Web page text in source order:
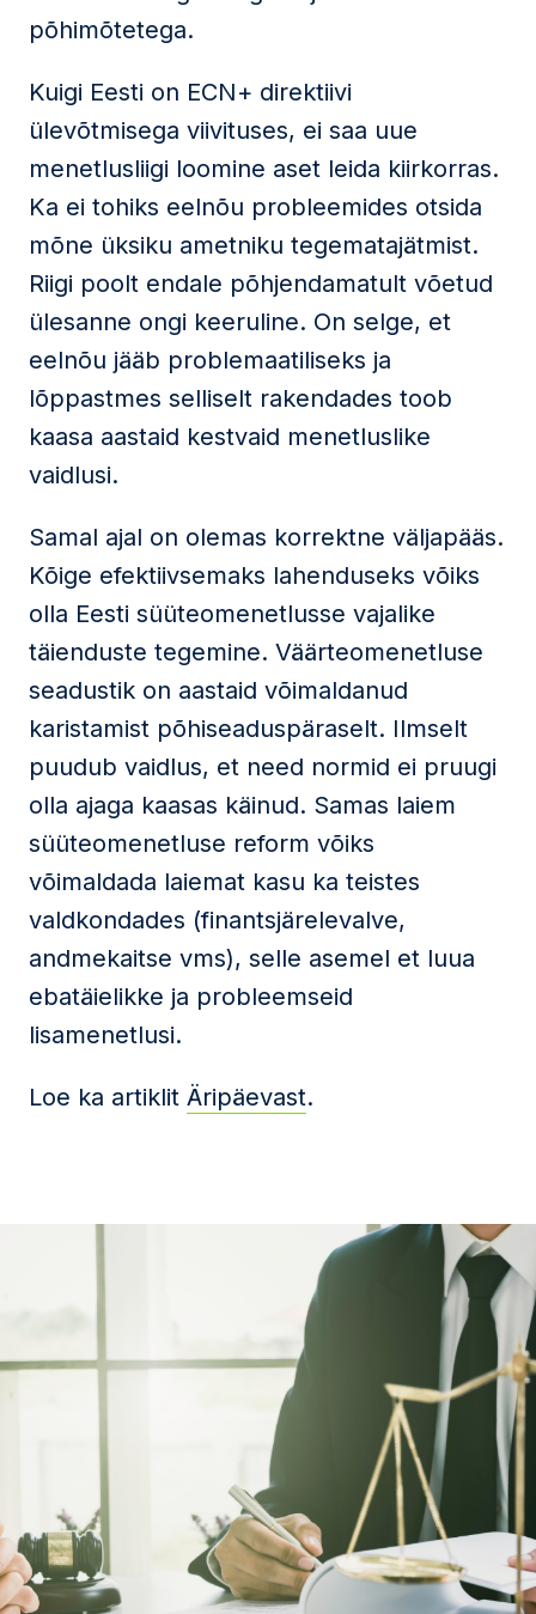
põhimõtetega.
Kuigi Eesti on ECN+ direktiivi
ülevõtmisega viivituses, ei saa uue
menetlusliigi loomine aset leida kiirkorras.
Ka ei tohiks eelnõu probleemides otsida
mõne üksiku ametniku tegematajätmist.
Riigi poolt endale põhjendamatult võetud
ülesanne ongi keeruline. On selge, et
eelnõu jääb problemaatiliseks ja
lõppastmes selliselt rakendades toob
kaasa aastaid kestvaid menetluslike
vaidlusi.
Samal ajal on olemas korrektne väljapääs.
Kõige efektiivsemaks lahenduseks võiks
olla Eesti süüteomenetlusse vajalike
täienduste tegemine. Väärteomenetluse
seadustik on aastaid võimaldanud
karistamist põhiseaduspäraselt. Ilmselt
puudub vaidlus, et need normid ei pruugi
olla ajaga kaasas käinud. Samas laiem
süüteomenetluse reform võiks
võimaldada laiemat kasu ka teistes
valdkondades (finantsjärelevalve,
andmekaitse vms), selle asemel et luua
ebatäielikke ja probleemseid
lisamenetlusi.
Loe ka artiklit Äripäevast.